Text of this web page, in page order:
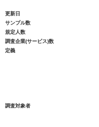
更新日
サンプル数
規定人数
調査企業(サービス)数
定義
調査対象者